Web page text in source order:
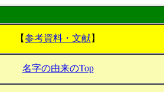
【参考資料・文献】
名字の由来のTop